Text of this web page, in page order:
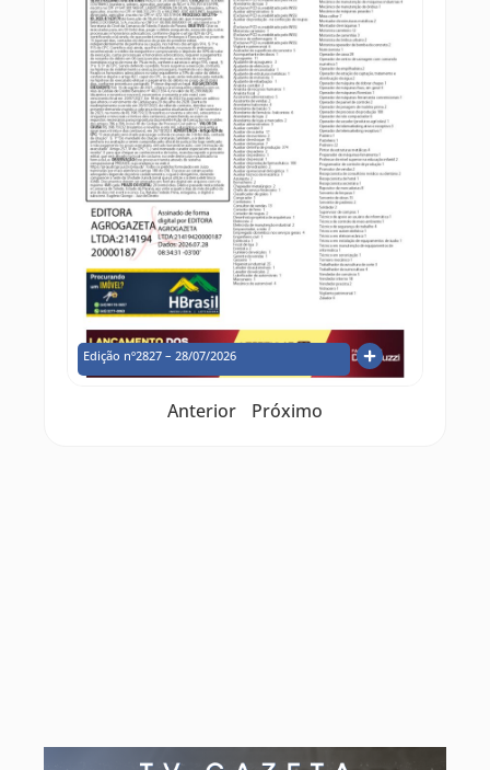
Edição nº2827 – 28/07/2026
Anterior Próximo